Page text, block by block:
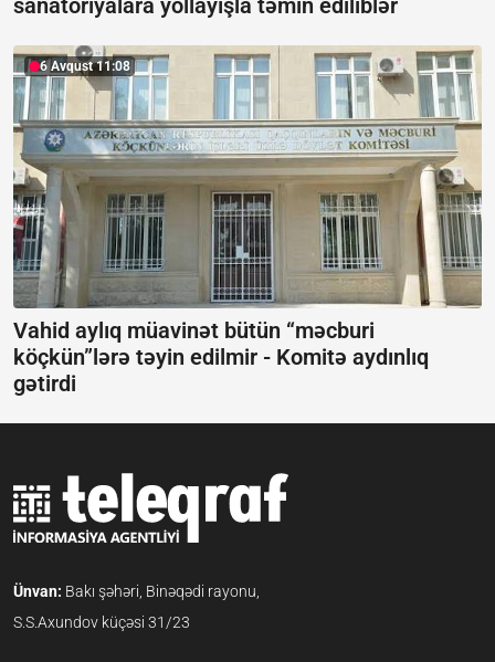
sanatoriyalara yollayışla təmin ediliblər
6 Avqust 11:08
Vahid aylıq müavinət bütün “məcburi
köçkün”lərə təyin edilmir - Komitə aydınlıq
gətirdi
Ünvan: Bakı şəhəri, Binəqədi rayonu,
S.S.Axundov küçəsi 31/23